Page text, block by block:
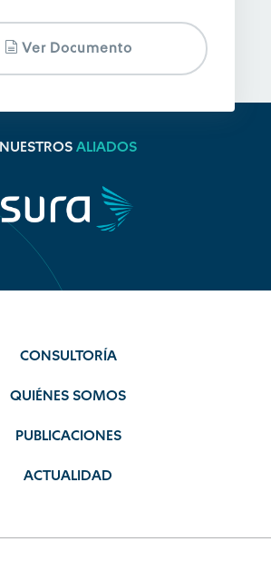
Ver Documento
NUESTROS ALIADOS
CONSULTORÍA
QUIÉNES SOMOS
PUBLICACIONES
ACTUALIDAD